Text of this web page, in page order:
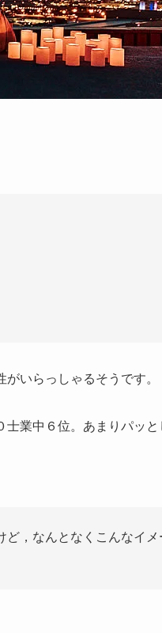
いらっしゃるそうです。
業中６位。あまりパッ
ど，なんとなくこんなイメ